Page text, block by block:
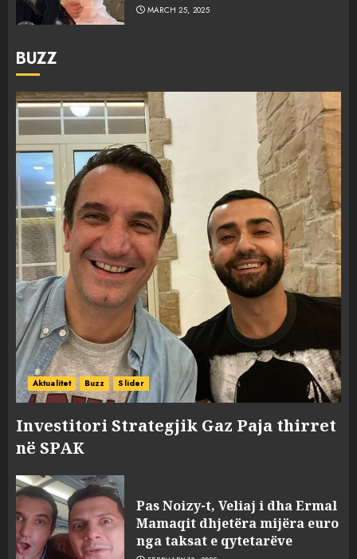
MARCH 25, 2025
BUZZ
Aktualitet Buzz Slider
Investitori Strategjik Gaz Paja thirret
në SPAK
Pas Noizy-t, Veliaj i dha Ermal
Mamaqit dhjetëra mijëra euro
nga taksat e qytetarëve